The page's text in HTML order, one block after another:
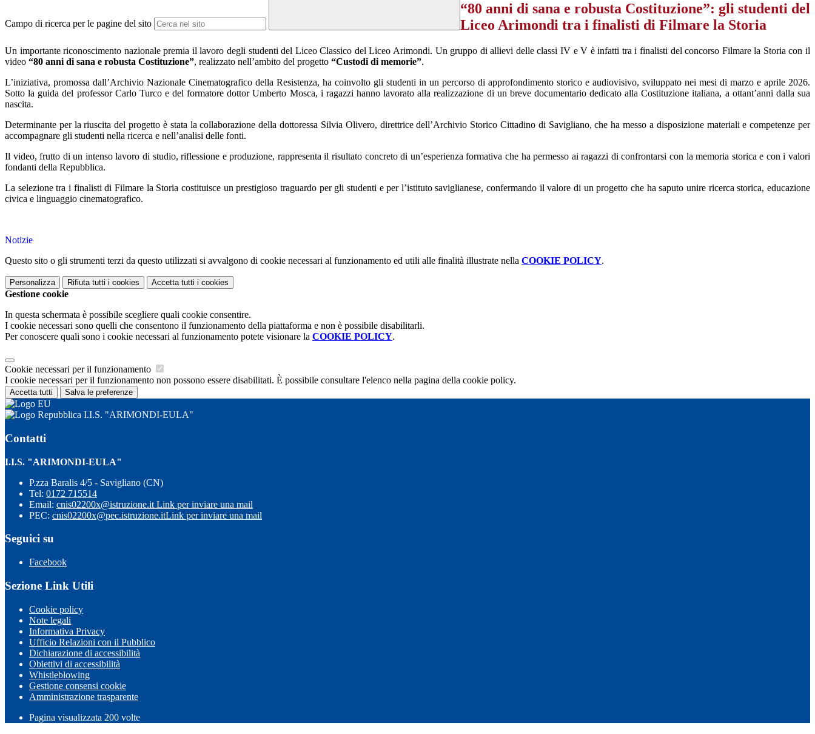
Campo di ricerca per le pagine del sito
“80 anni di sana e robusta Costituzione”: gli studenti del
Liceo Arimondi tra i finalisti di Filmare la Storia
Un importante riconoscimento nazionale premia il lavoro degli studenti del Liceo Classico delLiceo Arimondi. Un gruppo di allievi delle classi IV e V è infatti tra i finalisti del concorso Filmare la Storia con il
video “80 anni di sana e robusta Costituzione”, realizzato nell’ambito del progetto “Custodi di memorie”.
L’iniziativa, promossa dall’Archivio Nazionale Cinematografico della Resistenza, ha coinvolto gli studenti in un percorso di approfondimento storico e audiovisivo, sviluppato nei mesi di marzo e aprile 2026.
Sotto la guida del professor Carlo Turco e del formatore dottor Umberto Mosca, i ragazzi hanno lavorato alla realizzazione di un breve documentario dedicato alla Costituzione italiana, a ottant’anni dalla sua
nascita.
Determinante per la riuscita del progetto è stata la collaborazione della dottoressa Silvia Olivero, direttrice dell’Archivio Storico Cittadino di Savigliano, che ha messo a disposizione materiali e competenze per
accompagnare gli studenti nella ricerca e nell’analisi delle fonti.
Il video, frutto di un intenso lavoro di studio, riflessione e produzione, rappresenta il risultato concreto di un’esperienza formativa che ha permesso ai ragazzi di confrontarsi con la memoria storica e con i valori
fondanti della Repubblica.
La selezione tra i finalisti di Filmare la Storia costituisce un prestigioso traguardo per gli studenti e per l’istituto saviglianese, confermando il valore di un progetto che ha saputo unire ricerca storica, educazione
civica e linguaggio cinematografico.
Notizie
Questo sito o gli strumenti terzi da questo utilizzati si avvalgono di cookie necessari al funzionamento ed utili alle finalità illustrate nella COOKIE POLICY.
Personalizza Rifiuta tutti i cookies Accetta tutti i cookies
Gestione cookie
In questa schermata è possibile scegliere quali cookie consentire.
I cookie necessari sono quelli che consentono il funzionamento della piattaforma e non è possibile disabilitarli.
Per conoscere quali sono i cookie necessari al funzionamento potete visionare la COOKIE POLICY.
Cookie necessari per il funzionamento
I cookie necessari per il funzionamento non possono essere disabilitati. È possibile consultare l'elenco nella pagina della cookie policy.
Accetta tutti Salva le preferenze
I.I.S. "ARIMONDI-EULA"
Contatti
I.I.S. "ARIMONDI-EULA"
P.zza Baralis 4/5 - Savigliano (CN)
Tel: 0172 715514
Email: cnis02200x@istruzione.it Link per inviare una mail
PEC: cnis02200x@pec.istruzione.itLink per inviare una mail
Seguici su
Facebook
Sezione Link Utili
Cookie policy
Note legali
Informativa Privacy
Ufficio Relazioni con il Pubblico
Dichiarazione di accessibilità
Obiettivi di accessibilità
Whistleblowing
Gestione consensi cookie
Amministrazione trasparente
Pagina visualizzata 200 volte